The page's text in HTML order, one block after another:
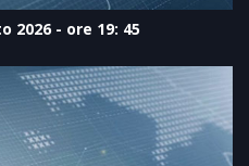
2026 - ore 19: 45